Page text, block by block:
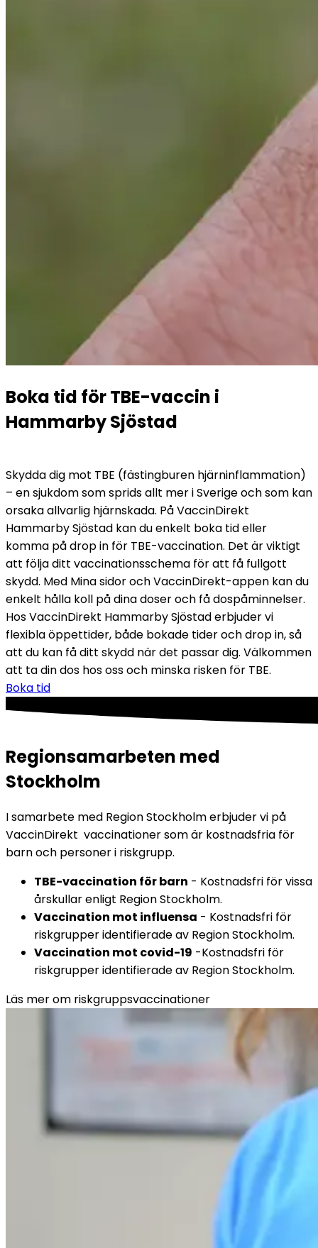
Boka tid för TBE-vaccin i
Hammarby Sjöstad
Skydda dig mot TBE (fästingburen hjärninflammation)
– en sjukdom som sprids allt mer i Sverige och som kan
orsaka allvarlig hjärnskada. På VaccinDirekt
Hammarby Sjöstad kan du enkelt boka tid eller
komma på drop in för TBE-vaccination. Det är viktigt
att följa ditt vaccinationsschema för att få fullgott
skydd. Med Mina sidor och VaccinDirekt-appen kan du
enkelt hålla koll på dina doser och få dospåminnelser.
Hos VaccinDirekt Hammarby Sjöstad erbjuder vi
flexibla öppettider, både bokade tider och drop in, så
att du kan få ditt skydd när det passar dig. Välkommen
att ta din dos hos oss och minska risken för TBE.
Boka tid
Regionsamarbeten med
Stockholm
I samarbete med Region Stockholm erbjuder vi på
VaccinDirekt  vaccinationer som är kostnadsfria för
barn och personer i riskgrupp.
TBE-vaccination för barn - Kostnadsfri för vissa
årskullar enligt Region Stockholm.
Vaccination mot influensa - Kostnadsfri för
riskgrupper identifierade av Region Stockholm.
Vaccination mot covid-19 -Kostnadsfri för
riskgrupper identifierade av Region Stockholm.
Läs mer om riskgruppsvaccinationer